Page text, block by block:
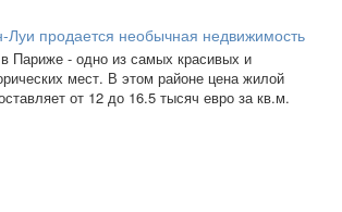
Луи продается необычная недвижимость
Париже - одно из самых красивых и
мест. В этом районе цена жилой
от 12 до 16.5 тысяч евро за кв.м.